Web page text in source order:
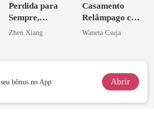
Perdida para
Sempre,
Enlouquecido
o
Zhen Xiang
Casamento
Relâmpago com
o Pai da Minha
Waneta Csuja
bônus no App Abrir